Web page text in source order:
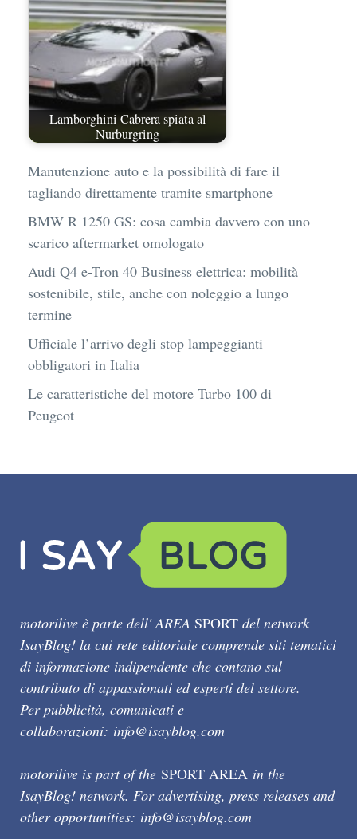
Lamborghini Cabrera spiata al
Nurburgring
Manutenzione auto e la possibilità di fare il
tagliando direttamente tramite smartphone
BMW R 1250 GS: cosa cambia davvero con uno
scarico aftermarket omologato
Audi Q4 e-Tron 40 Business elettrica: mobilità
sostenibile, stile, anche con noleggio a lungo
termine
Ufficiale l’arrivo degli stop lampeggianti
obbligatori in Italia
Le caratteristiche del motore Turbo 100 di
Peugeot
motorilive è parte dell' AREA SPORT del network
IsayBlog! la cui rete editoriale comprende siti tematici
di informazione indipendente che contano sul
contributo di appassionati ed esperti del settore.
Per pubblicità, comunicati e
collaborazioni: info@isayblog.com
motorilive is part of the SPORT AREA in the
IsayBlog! network. For advertising, press releases and
other opportunities: info@isayblog.com